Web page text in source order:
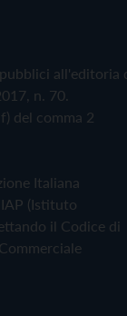
all'editoria
n. 70.
del comma 2
Italiana
(Istituto
il Codice di